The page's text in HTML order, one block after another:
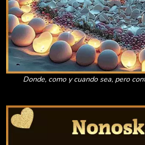
Donde, como y cuando sea, pero